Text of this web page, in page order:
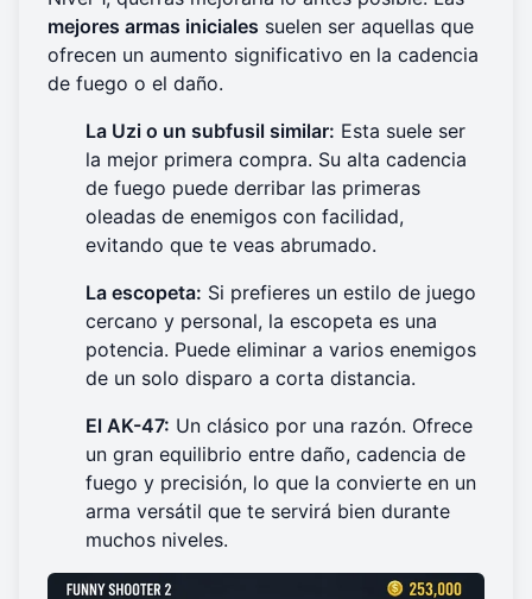
mejores armas iniciales suelen ser aquellas que
ofrecen un aumento significativo en la cadencia
de fuego o el daño.
La Uzi o un subfusil similar: Esta suele ser
la mejor primera compra. Su alta cadencia
de fuego puede derribar las primeras
oleadas de enemigos con facilidad,
evitando que te veas abrumado.
La escopeta: Si prefieres un estilo de juego
cercano y personal, la escopeta es una
potencia. Puede eliminar a varios enemigos
de un solo disparo a corta distancia.
El AK-47: Un clásico por una razón. Ofrece
un gran equilibrio entre daño, cadencia de
fuego y precisión, lo que la convierte en un
arma versátil que te servirá bien durante
muchos niveles.